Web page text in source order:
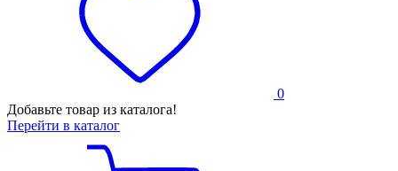
0
Добавьте товар из каталога!
Перейти в каталог